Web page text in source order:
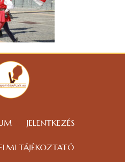
JELENTKEZÉS
TÁJÉKOZTATÓ